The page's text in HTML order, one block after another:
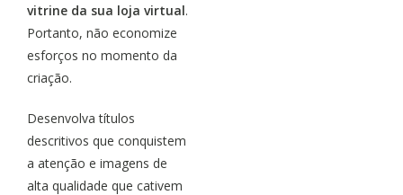
vitrine da sua loja virtual.
Portanto, não economize
esforços no momento da
criação.
Desenvolva títulos
descritivos que conquistem
a atenção e imagens de
alta qualidade que cativem